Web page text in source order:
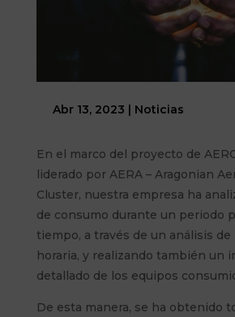
Abr 13, 2023 Noticias
En el marco del proyecto de
liderado por AERA – Aragonian
Cluster, nuestra empresa ha
de consumo durante un periodo
tiempo, a través de un análisis de
horaria, y realizando también un
detallado de los equipos
De esta manera, se ha obtenido